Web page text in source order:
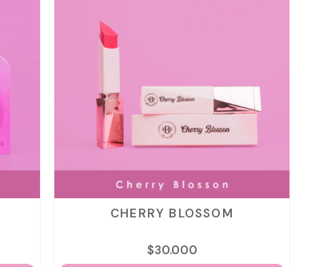
CHERRY BLOSSOM
$30.000